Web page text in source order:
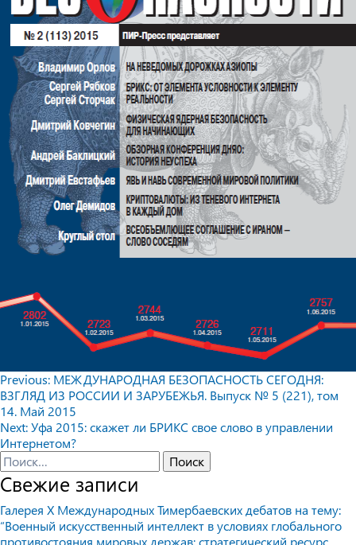
Навигация
по
записям
Previous: МЕЖДУНАРОДНАЯ БЕЗОПАСНОСТЬ СЕГОДНЯ:
ВЗГЛЯД ИЗ РОССИИ И ЗАРУБЕЖЬЯ. Выпуск № 5 (221), том
14. Май 2015
Next:Уфа 2015: скажет ли БРИКС свое слово в управлении
Интернетом?
Найти:
Свежие записи
Галерея X Международных Тимербаевских дебатов на тему:
“Военный искусственный интеллект в условиях глобального
противостояния мировых держав: стратегический ресурс